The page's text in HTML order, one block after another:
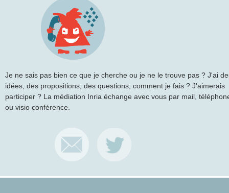
Je ne sais pas bien ce que je cherche ou je ne le trouve pas ? J'ai
idées, des propositions, des questions, comment je fais ? J'aimerais
participer ? La médiation Inria échange avec vous par mail,
ou visio conférence.